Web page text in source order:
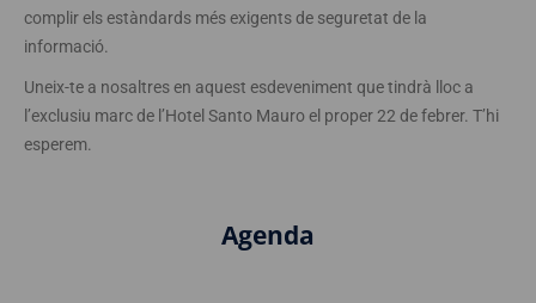
complir els estàndards més exigents de seguretat de la
informació.
Uneix-te a nosaltres en aquest esdeveniment que tindrà lloc a
l’exclusiu marc de l’Hotel Santo Mauro el proper 22 de febrer. T’hi
esperem.
Agenda